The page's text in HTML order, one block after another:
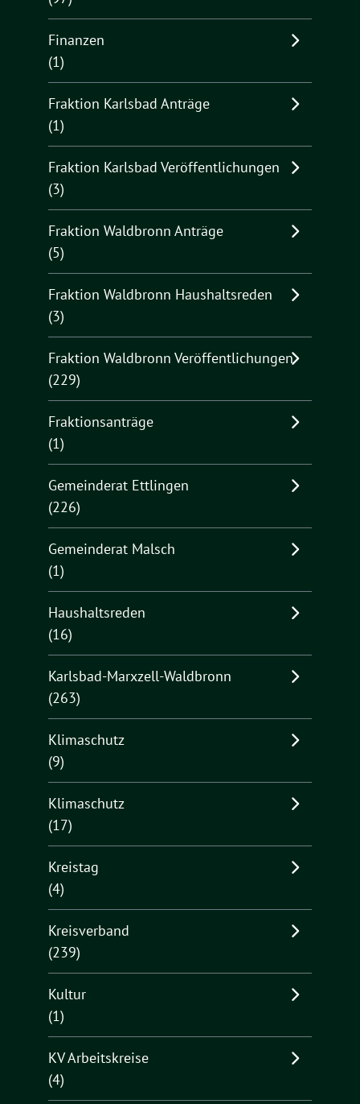
Finanzen
(1)
Fraktion Karlsbad Anträge
(1)
Fraktion Karlsbad Veröffentlichungen
(3)
Fraktion Waldbronn Anträge
(5)
Fraktion Waldbronn Haushaltsreden
(3)
Fraktion Waldbronn Veröffentlichungen
(229)
Fraktionsanträge
(1)
Gemeinderat Ettlingen
(226)
Gemeinderat Malsch
(1)
Haushaltsreden
(16)
Karlsbad-Marxzell-Waldbronn
(263)
Klimaschutz
(9)
Klimaschutz
(17)
Kreistag
(4)
Kreisverband
(239)
Kultur
(1)
KV Arbeitskreise
(4)